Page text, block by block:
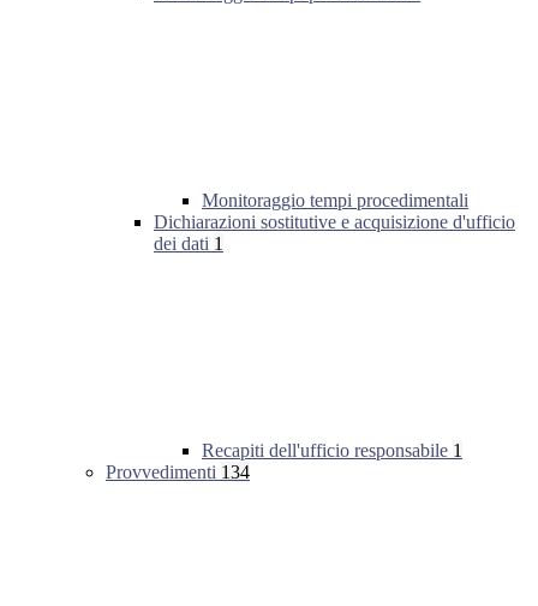
Monitoraggio tempi procedimentali
Dichiarazioni sostitutive e acquisizione d'ufficio
dei dati 1
Recapiti dell'ufficio responsabile 1
Provvedimenti 134